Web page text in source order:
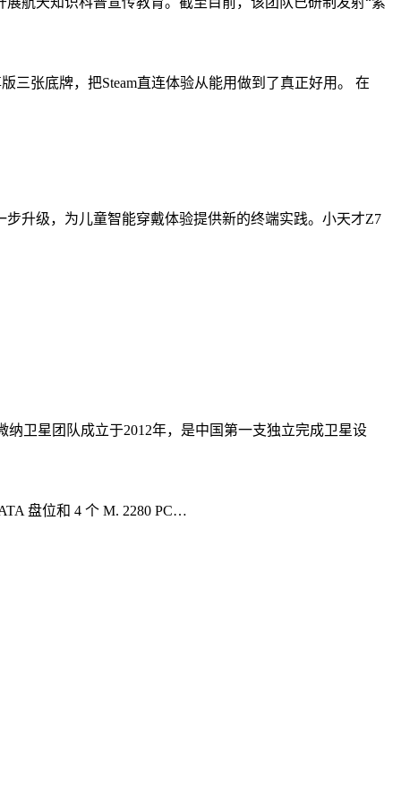
三张底牌，把Steam直连体验从能用做到了真正好用。 在
升级，为儿童智能穿戴体验提供新的终端实践。小天才Z7
卫星团队成立于2012年，是中国第一支独立完成卫星设
盘位和 4 个 M. 2280 PC…